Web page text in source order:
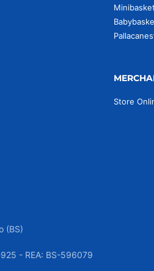
Minibasket
Store
(BS)
- REA: BS-596079